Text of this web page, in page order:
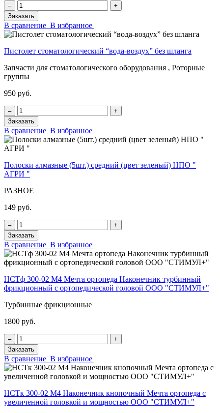
‒
+
Заказать
В сравнение В избранное
Пистолет стоматологический “вода-воздух” без шланга
Запчасти для стоматологического оборудования , Роторные
группы
950 руб.
‒
+
Заказать
В сравнение В избранное
Полоски алмазные (5шт.) средний (цвет зеленый) НПО "
АГРИ "
РАЗНОЕ
149 руб.
‒
+
Заказать
В сравнение В избранное
НСТф 300-02 М4 Мечта ортопеда Наконечник турбинный
фрикционный с ортопедической головой ООО "СТИМУЛ+"
Турбинные фрикционные
1800 руб.
‒
+
Заказать
В сравнение В избранное
НСТк 300-02 М4 Наконечник кнопочный Мечта ортопеда с
увеличенной головкой и мощностью ООО "СТИМУЛ+"